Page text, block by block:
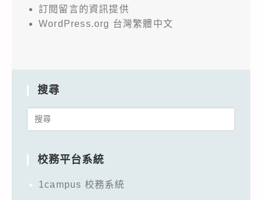
訂閱留言的資訊提供
WordPress.org 台灣繁體中文
搜尋
Search
校務平台系統
1campus 校務系統